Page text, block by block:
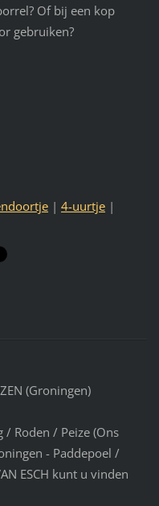
Of bij een kop
gebruiken?
| 4-uurtje |
(Groningen)
/ Roden / Peize (Ons
- Paddepoel /
ESCH kunt u vinden